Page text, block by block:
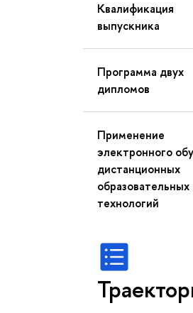
Квалификация
выпускника
Программа двух
дипломов
Применение
электронного
дистанционных
образовательных
технологий